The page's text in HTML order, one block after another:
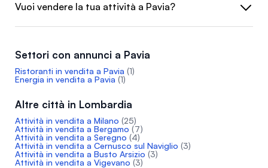
Vuoi vendere la tua attività a Pavia?
Settori con annunci a Pavia
Ristoranti in vendita a Pavia (1)
Energia in vendita a Pavia (1)
Altre città in Lombardia
Attività in vendita a Milano (25)
Attività in vendita a Bergamo (7)
Attività in vendita a Seregno (4)
Attività in vendita a Cernusco sul Naviglio (3)
Attività in vendita a Busto Arsizio (3)
Attività in vendita a Vigevano (3)